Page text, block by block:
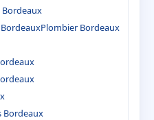
Bordeaux
Plombier Bordeaux
Bordeaux